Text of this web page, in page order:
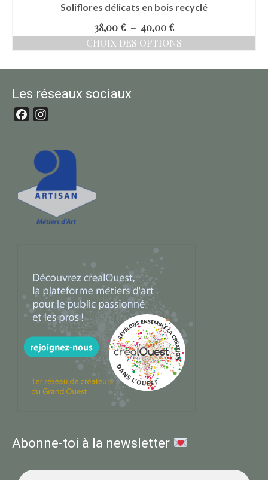
Soliflores délicats en bois recyclé
38,00 € – 40,00 €Plage
de
prix :
CHOIX DES OPTIONS
Les réseaux sociaux
Facebook
Abonne-toi à la newsletter